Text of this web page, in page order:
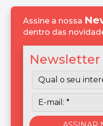
Assine a nossa
dentro das
Newsletter